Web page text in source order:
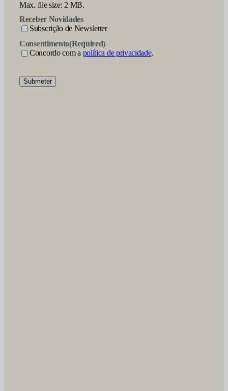
Max. file size: 2 MB.
Receber Novidades
Subscrição de Newsletter
Consentimento(Required)
Concordo com a política de privacidade.
Submeter